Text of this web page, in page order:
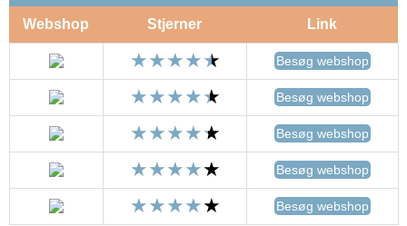
Webshop Stjerner Link
Besøg webshop
Besøg webshop
Besøg webshop
Besøg webshop
Besøg webshop